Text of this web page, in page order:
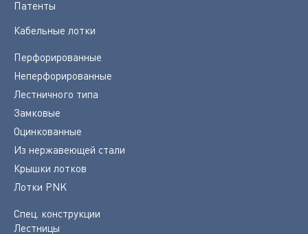
Патенты
Кабельные лотки
Перфорированные
Неперфорированные
Лестничного типа
Замковые
Оцинкованные
Из нержавеющей стали
Крышки лотков
Лотки PNK
Спец. конструкции
Лестницы